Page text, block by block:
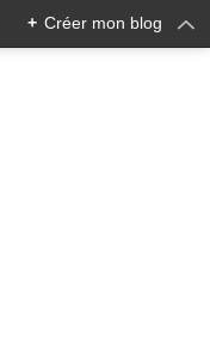
+ Créer mon blog